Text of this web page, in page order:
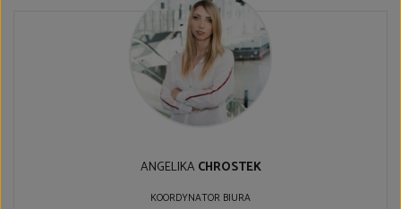
ANGELIKACHROSTEK
KOORDYNATOR BIURA